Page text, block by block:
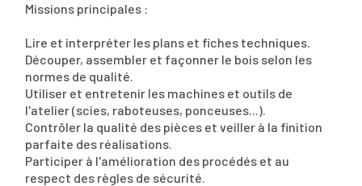
Missions principales :
Lire et interpréter les plans et fiches techniques.
Découper, assembler et façonner le bois selon les
normes de qualité.
Utiliser et entretenir les machines et outils de
l'atelier (scies, raboteuses, ponceuses...).
Contrôler la qualité des pièces et veiller à la finition
parfaite des réalisations.
Participer à l'amélioration des procédés et au
respect des règles de sécurité.